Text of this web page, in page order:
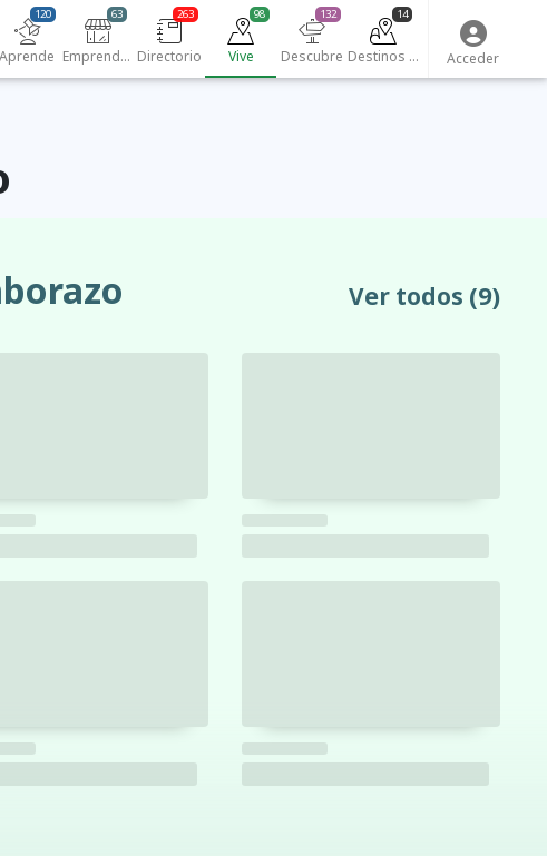
Aprende
120
Emprendedores
63
Directorio
263
Vive
98
Descubre
132
Destinos turísticos
14
Acceder
Ver todos (9)